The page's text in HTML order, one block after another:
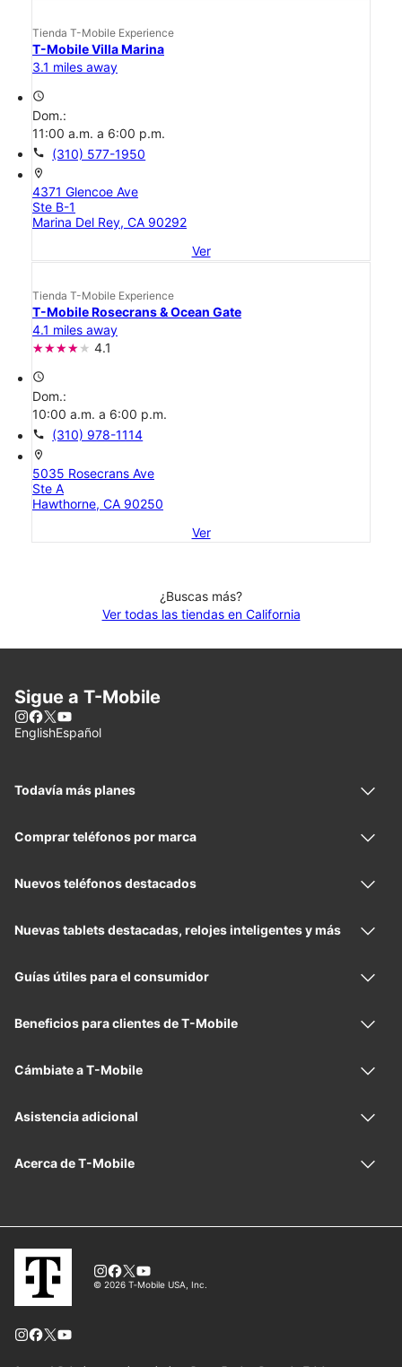
Tienda T-Mobile Experience
T-Mobile Villa Marina
3.1 miles away
access_time
Dom.:
11:00 a.m. a 6:00 p.m.
call (310) 577-1950
location_on
4371 Glencoe Ave
Ste B-1
Marina Del Rey, CA 90292
Ver
Tienda T-Mobile Experience
T-Mobile Rosecrans & Ocean Gate
4.1 miles away
4.1
access_time
Dom.:
10:00 a.m. a 6:00 p.m.
call (310) 978-1114
location_on
5035 Rosecrans Ave
Ste A
Hawthorne, CA 90250
Ver
¿Buscas más?
Ver todas las tiendas en California